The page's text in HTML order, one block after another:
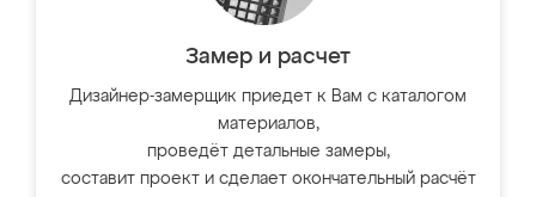
Замер и расчет
Дизайнер-замерщик приедет к Вам с каталогом
материалов,
проведёт детальные замеры,
составит проект и сделает окончательный расчёт